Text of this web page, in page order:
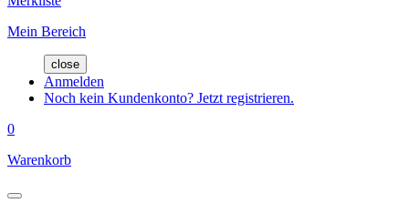
Mein Bereich
close
Anmelden
Noch kein Kundenkonto? Jetzt registrieren.
0
Warenkorb